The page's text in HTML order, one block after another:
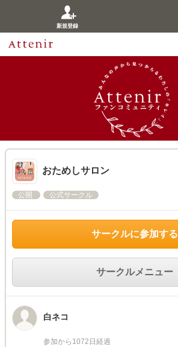
新規登録
おためしサロン
公開 公式サークル
サークルに参加する
サークルメニュー
白ネコ
参加から1072日経過